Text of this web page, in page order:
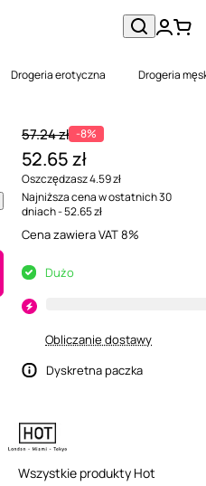
Drogeria erotyczna Drogeria
57.24 zł -8%
52.65 zł
Oszczędzasz 4.59 zł
Najniższa cena w ostatnich 30
dniach - 52.65 zł
Cena zawiera VAT 8%
Dużo
Obliczanie dostawy
Dyskretna paczka
Wszystkie produkty Hot